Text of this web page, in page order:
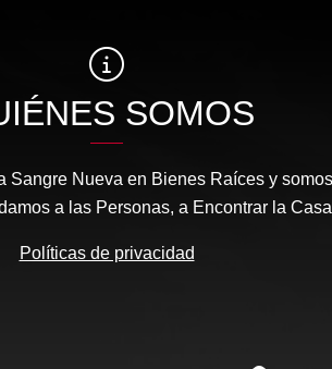
SOMOS
Nueva en Bienes Raíces y
a las Personas, a Encontrar la
Políticas de privacidad